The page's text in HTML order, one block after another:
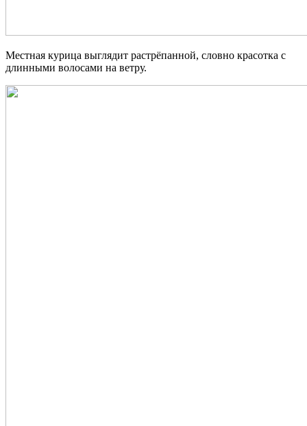
Местная курица выглядит растрёпанной, словно красотка с
длинными волосами на ветру.